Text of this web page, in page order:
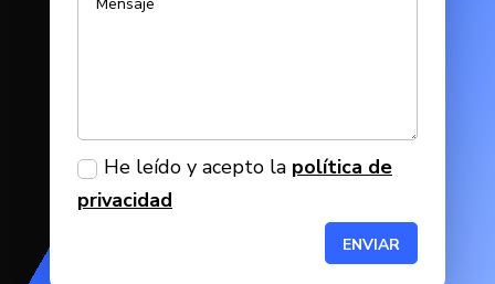
He leído y acepto la política de
privacidad
ENVIAR